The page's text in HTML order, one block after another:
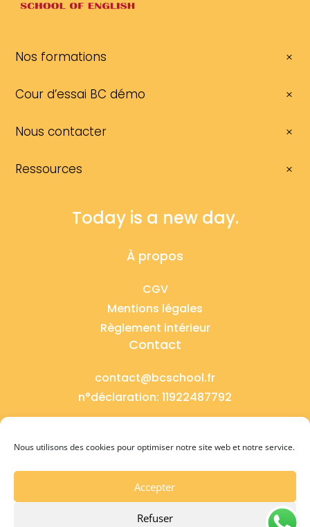
Nous utilisons des cookies pour optimiser notre site web et notre service.
Accepter
Refuser
Nos formations
Cour d’essai BC démo
Nous contacter
Ressources
Today is a new day.
À propos
CGV
Mentions légales
Règlement intérieur
Contact
contact@bcschool.fr
n°déclaration: 11922487792